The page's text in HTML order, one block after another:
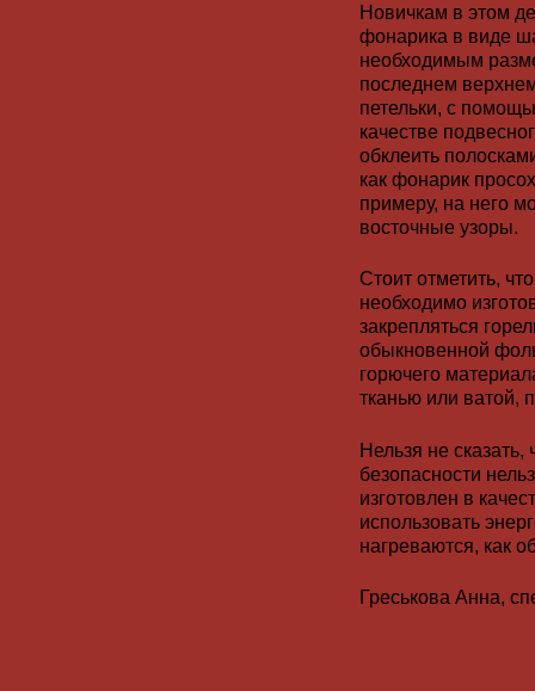
Новичкам в этом
фонарика в виде
необходимым
последнем
петельки, с
качестве
обклеить
как фонарик
примеру, на него
восточные узоры.
Стоит отметить,
необходимо
закрепляться
обыкновенной
горючего
тканью или ватой,
Нельзя не сказать,
безопасности
изготовлен в
использовать
нагреваются, как
Греськова Анна,